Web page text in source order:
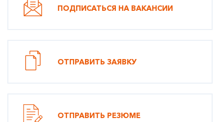
ПОДПИСАТЬСЯ НА ВАКАНСИИ
ОТПРАВИТЬ ЗАЯВКУ
ОТПРАВИТЬ РЕЗЮМЕ